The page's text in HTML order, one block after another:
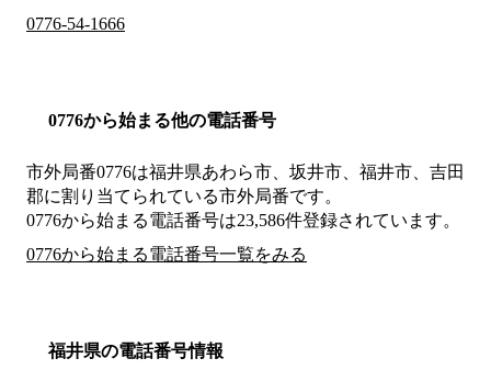
0776-54-1666
0776から始まる他の電話番号
市外局番0776は福井県あわら市、坂井市、福井市、吉田
郡に割り当てられている市外局番です。
0776から始まる電話番号は23,586件登録されています。
0776から始まる電話番号一覧をみる
福井県の電話番号情報